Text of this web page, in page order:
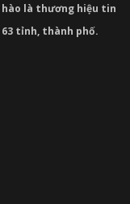
là thương hiệu tin
tỉnh, thành phố.